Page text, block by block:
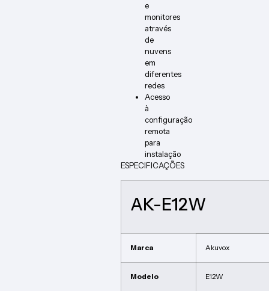
e
monitores
através
de
nuvens
em
diferentes
redes
Acesso
à
configuração
remota
para
instalação
ESPECIFICAÇÕES
AK-E12W
Marca Akuvox
Modelo E12W